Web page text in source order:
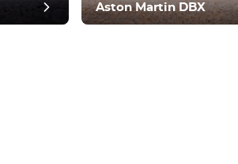
Aston Martin DBX